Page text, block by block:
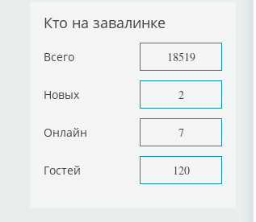
Кто на завалинке
Всего 18519
Новых 2
Онлайн 7
Гостей 120